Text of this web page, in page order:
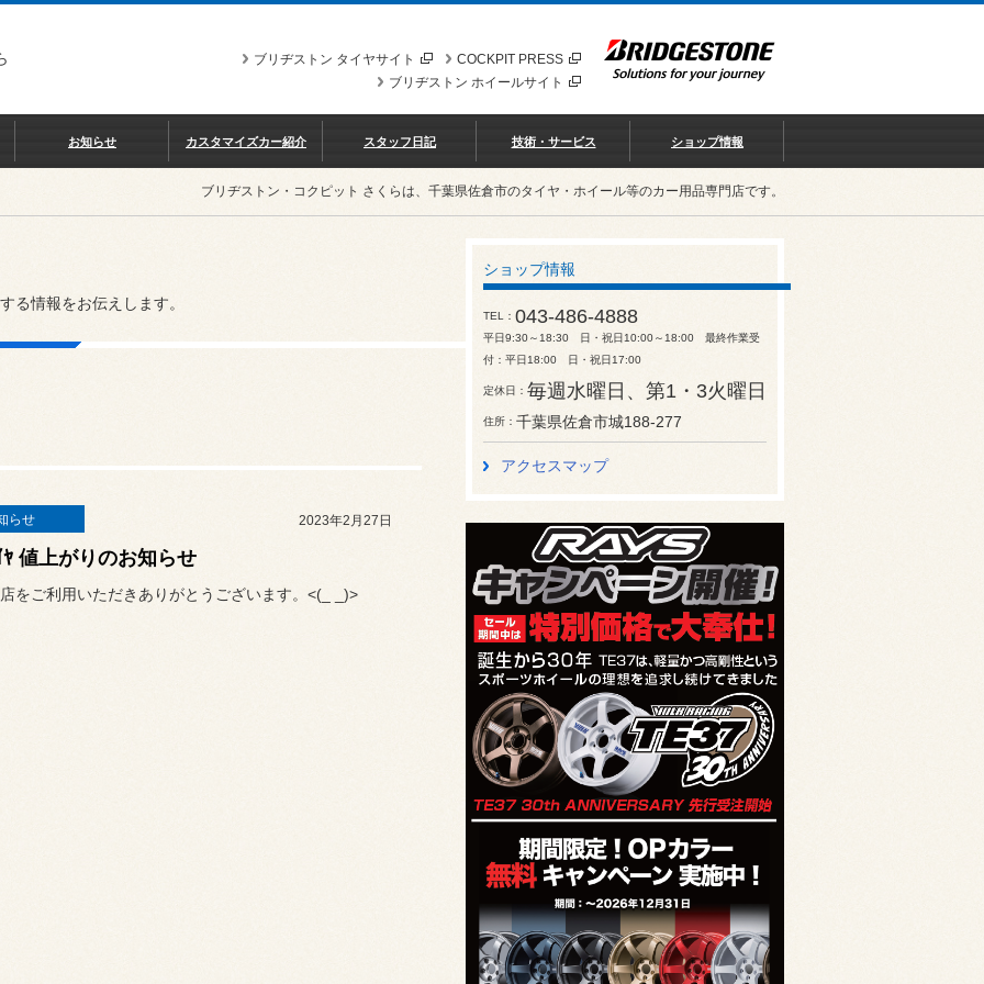
COCKPIT PRESS
ブリヂストン タイヤサイト
ブリヂストン ホイールサイト
お知らせ カスタマイズカー紹介 スタッフ日記 技術・サービス ショップ情報
ブリヂストン・コクピット さくらは、千葉県佐倉市のタイヤ・ホイール等のカー用品専門店です。
る情報をお伝えします。
らせ 2023年2月27日
値上がりのお知らせ
をご利用いただきありがとうございます。<(_ _)>
ショップ情報
TEL 043-486-4888
平日9:30～18:30 日・祝日10:00～18:00 最終作業受
付：平日18:00 日・祝日17:00
定休日 毎週水曜日、第1・3火曜日
住所 千葉県佐倉市城188-277
アクセスマップ